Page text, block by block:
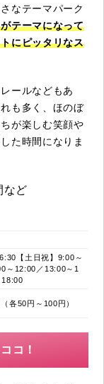
なテーマパーク
テーマになって
にピッタリなス
ールなどもあ
も多く、ほのぼ
が楽しむ笑顔や
た時間になりま
など
【土日祝】9:00～
～12:00／13:00～1
18:00
各50円～100円）
コ！